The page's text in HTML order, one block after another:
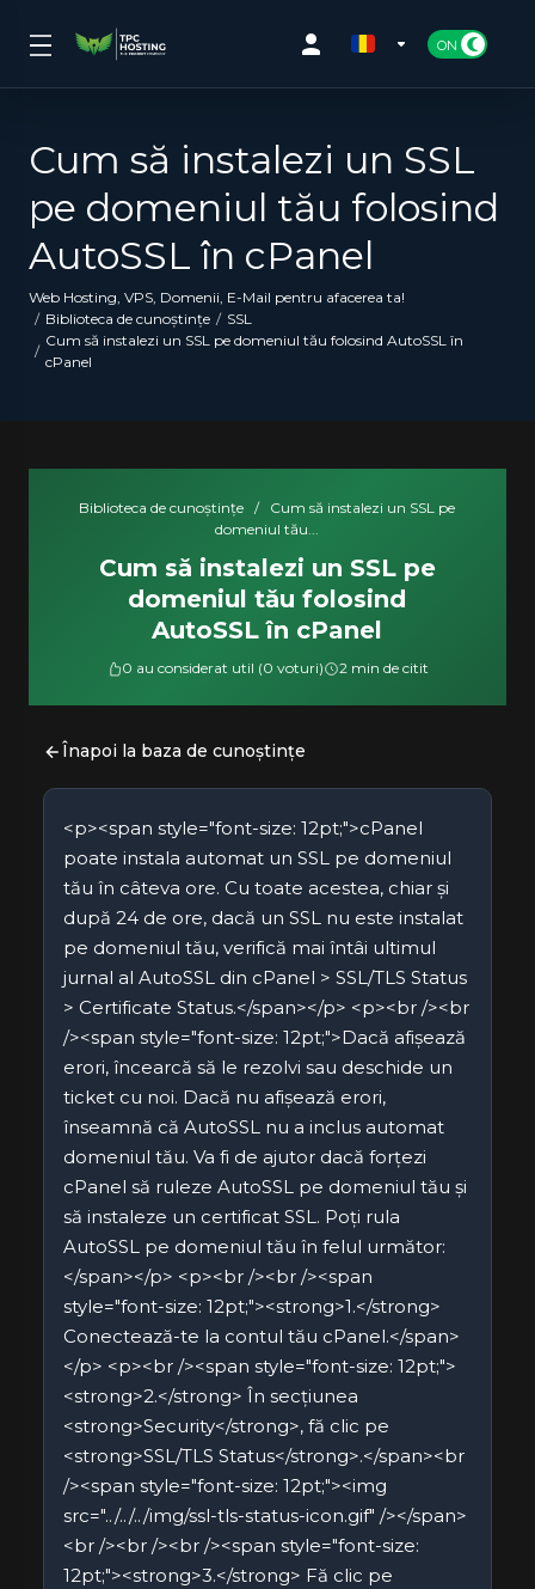
Cum să instalezi un SSL
pe domeniul tău folosind
AutoSSL în cPanel
Web Hosting, VPS, Domenii, E-Mail pentru afacerea ta!
Biblioteca de cunoștințe
SSL
Cum să instalezi un SSL pe domeniul tău folosind AutoSSL în
cPanel
Biblioteca de cunoștințe /
Cum să instalezi un SSL pe
domeniul tău...
Cum să instalezi un SSL pe
domeniul tău folosind
AutoSSL în cPanel
0 au considerat util (0 voturi) 2 min de citit
Înapoi la baza de cunoștințe
<p><span style="font-size: 12pt;">cPanel
poate instala automat un SSL pe domeniul
tău în câteva ore. Cu toate acestea, chiar și
după 24 de ore, dacă un SSL nu este instalat
pe domeniul tău, verifică mai întâi ultimul
jurnal al AutoSSL din cPanel > SSL/TLS Status
> Certificate Status.</span></p> <p><br /><br
/><span style="font-size: 12pt;">Dacă afișează
erori, încearcă să le rezolvi sau deschide un
ticket cu noi. Dacă nu afișează erori,
înseamnă că AutoSSL nu a inclus automat
domeniul tău. Va fi de ajutor dacă forțezi
cPanel să ruleze AutoSSL pe domeniul tău și
să instaleze un certificat SSL. Poți rula
AutoSSL pe domeniul tău în felul următor:
</span></p> <p><br /><br /><span
style="font-size: 12pt;"><strong>1.</strong>
Conectează-te la contul tău cPanel.</span>
</p> <p><br /><span style="font-size: 12pt;">
<strong>2.</strong> În secțiunea
<strong>Security</strong>, fă clic pe
<strong>SSL/TLS Status</strong>.</span><br
/><span style="font-size: 12pt;"><img
src="../../../img/ssl-tls-status-icon.gif" /></span>
<br /><br /><br /><span style="font-size:
12pt;"><strong>3.</strong> Fă clic pe